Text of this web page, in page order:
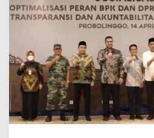
i
a
s
i
P
e
m
k
r